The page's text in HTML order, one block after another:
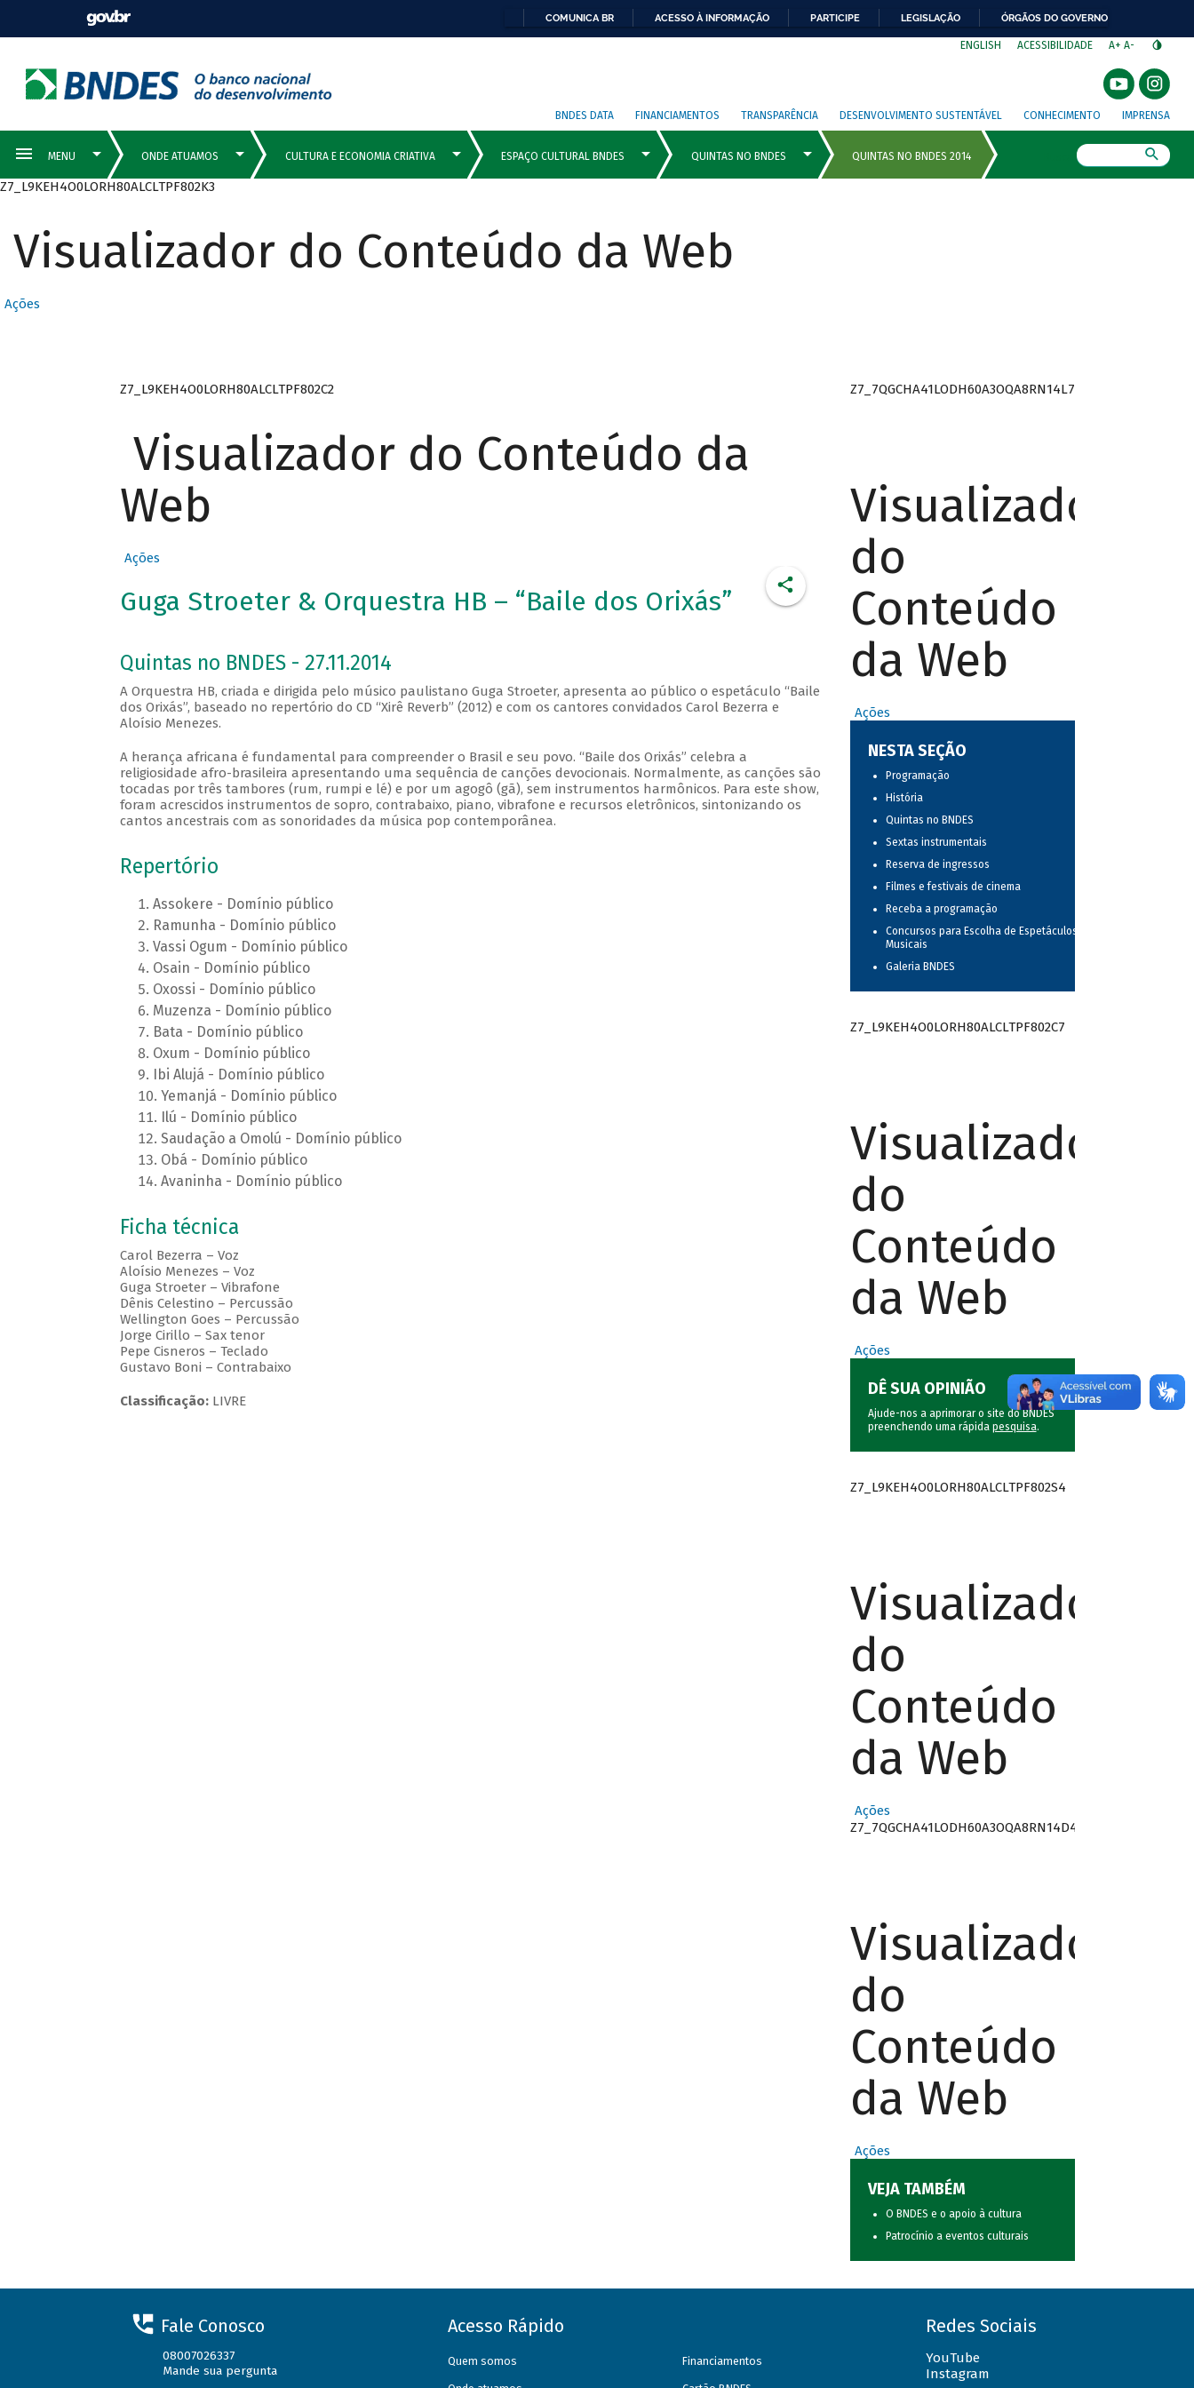
COMUNICA BR ACESSO À INFORMAÇÃO PARTICIPE LEGISLAÇÃO ÓRGÃOS DO GOVERNO
ENGLISH ACESSIBILIDADE A+ A-
BNDES DATA FINANCIAMENTOS TRANSPARÊNCIA DESENVOLVIMENTO SUSTENTÁVEL CONHECIMENTO IMPRENSA
Z7_L9KEH4O0LORH80ALCLTPF802K3
Visualizador do Conteúdo da Web
Ações
Z7_L9KEH4O0LORH80ALCLTPF802C2
Visualizador do Conteúdo da
Web
Ações
Guga Stroeter & Orquestra HB – “Baile dos Orixás”
Quintas no BNDES - 27.11.2014
A Orquestra HB, criada e dirigida pelo músico paulistano Guga Stroeter, apresenta ao público o espetáculo “Baile
dos Orixás”, baseado no repertório do CD “Xirê Reverb” (2012) e com os cantores convidados Carol Bezerra e
Aloísio Menezes.
A herança africana é fundamental para compreender o Brasil e seu povo. “Baile dos Orixás” celebra a
religiosidade afro-brasileira apresentando uma sequência de canções devocionais. Normalmente, as canções são
tocadas por três tambores (rum, rumpi e lé) e por um agogô (gã), sem instrumentos harmônicos. Para este show,
foram acrescidos instrumentos de sopro, contrabaixo, piano, vibrafone e recursos eletrônicos, sintonizando os
cantos ancestrais com as sonoridades da música pop contemporânea.
Repertório
Assokere - Domínio público
Ramunha - Domínio público
Vassi Ogum - Domínio público
Osain - Domínio público
Oxossi - Domínio público
Muzenza - Domínio público
Bata - Domínio público
Oxum - Domínio público
Ibi Alujá - Domínio público
Yemanjá - Domínio público
Ilú - Domínio público
Saudação a Omolú - Domínio público
Obá - Domínio público
Avaninha - Domínio público
Ficha técnica
Carol Bezerra – Voz
Aloísio Menezes – Voz
Guga Stroeter – Vibrafone
Dênis Celestino – Percussão
Wellington Goes – Percussão
Jorge Cirillo – Sax tenor
Pepe Cisneros – Teclado
Gustavo Boni – Contrabaixo
Classificação:LIVRE
Z7_7QGCHA41LODH60A3OQA8RN14L7
Visualizador
do
Conteúdo
da Web
Ações
NESTA SEÇÃO
Programação
História
Quintas no BNDES
Sextas instrumentais
Reserva de ingressos
Filmes e festivais de cinema
Receba a programação
Concursos para Escolha de Espetáculos
Musicais
Galeria BNDES
Z7_L9KEH4O0LORH80ALCLTPF802C7
Visualizador
do
Conteúdo
da Web
Ações
DÊ SUA OPINIÃO
Ajude-nos a aprimorar o site do BNDES
preenchendo uma rápida pesquisa.
Z7_L9KEH4O0LORH80ALCLTPF802S4
Visualizador
do
Conteúdo
da Web
Ações
Z7_7QGCHA41LODH60A3OQA8RN14D4
Visualizador
do
Conteúdo
da Web
Ações
VEJA TAMBÉM
O BNDES e o apoio à cultura
Patrocínio a eventos culturais
Fale Conosco
08007026337
Mande sua pergunta
Acesso Rápido
Quem somos Financiamentos
Redes Sociais
YouTube
Instagram